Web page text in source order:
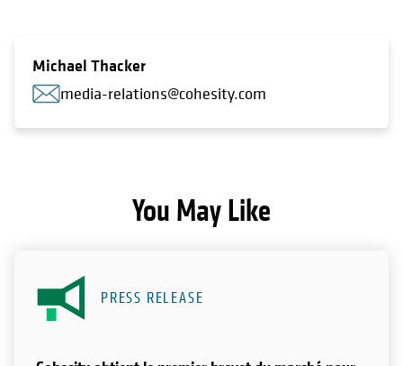
Michael Thacker
media-relations@cohesity.com
You May Like
PRESS RELEASE